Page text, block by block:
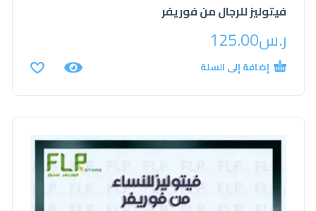
فيتوليز للرجال من فوريفر
ر.س125.00
إضافة إلى السلة